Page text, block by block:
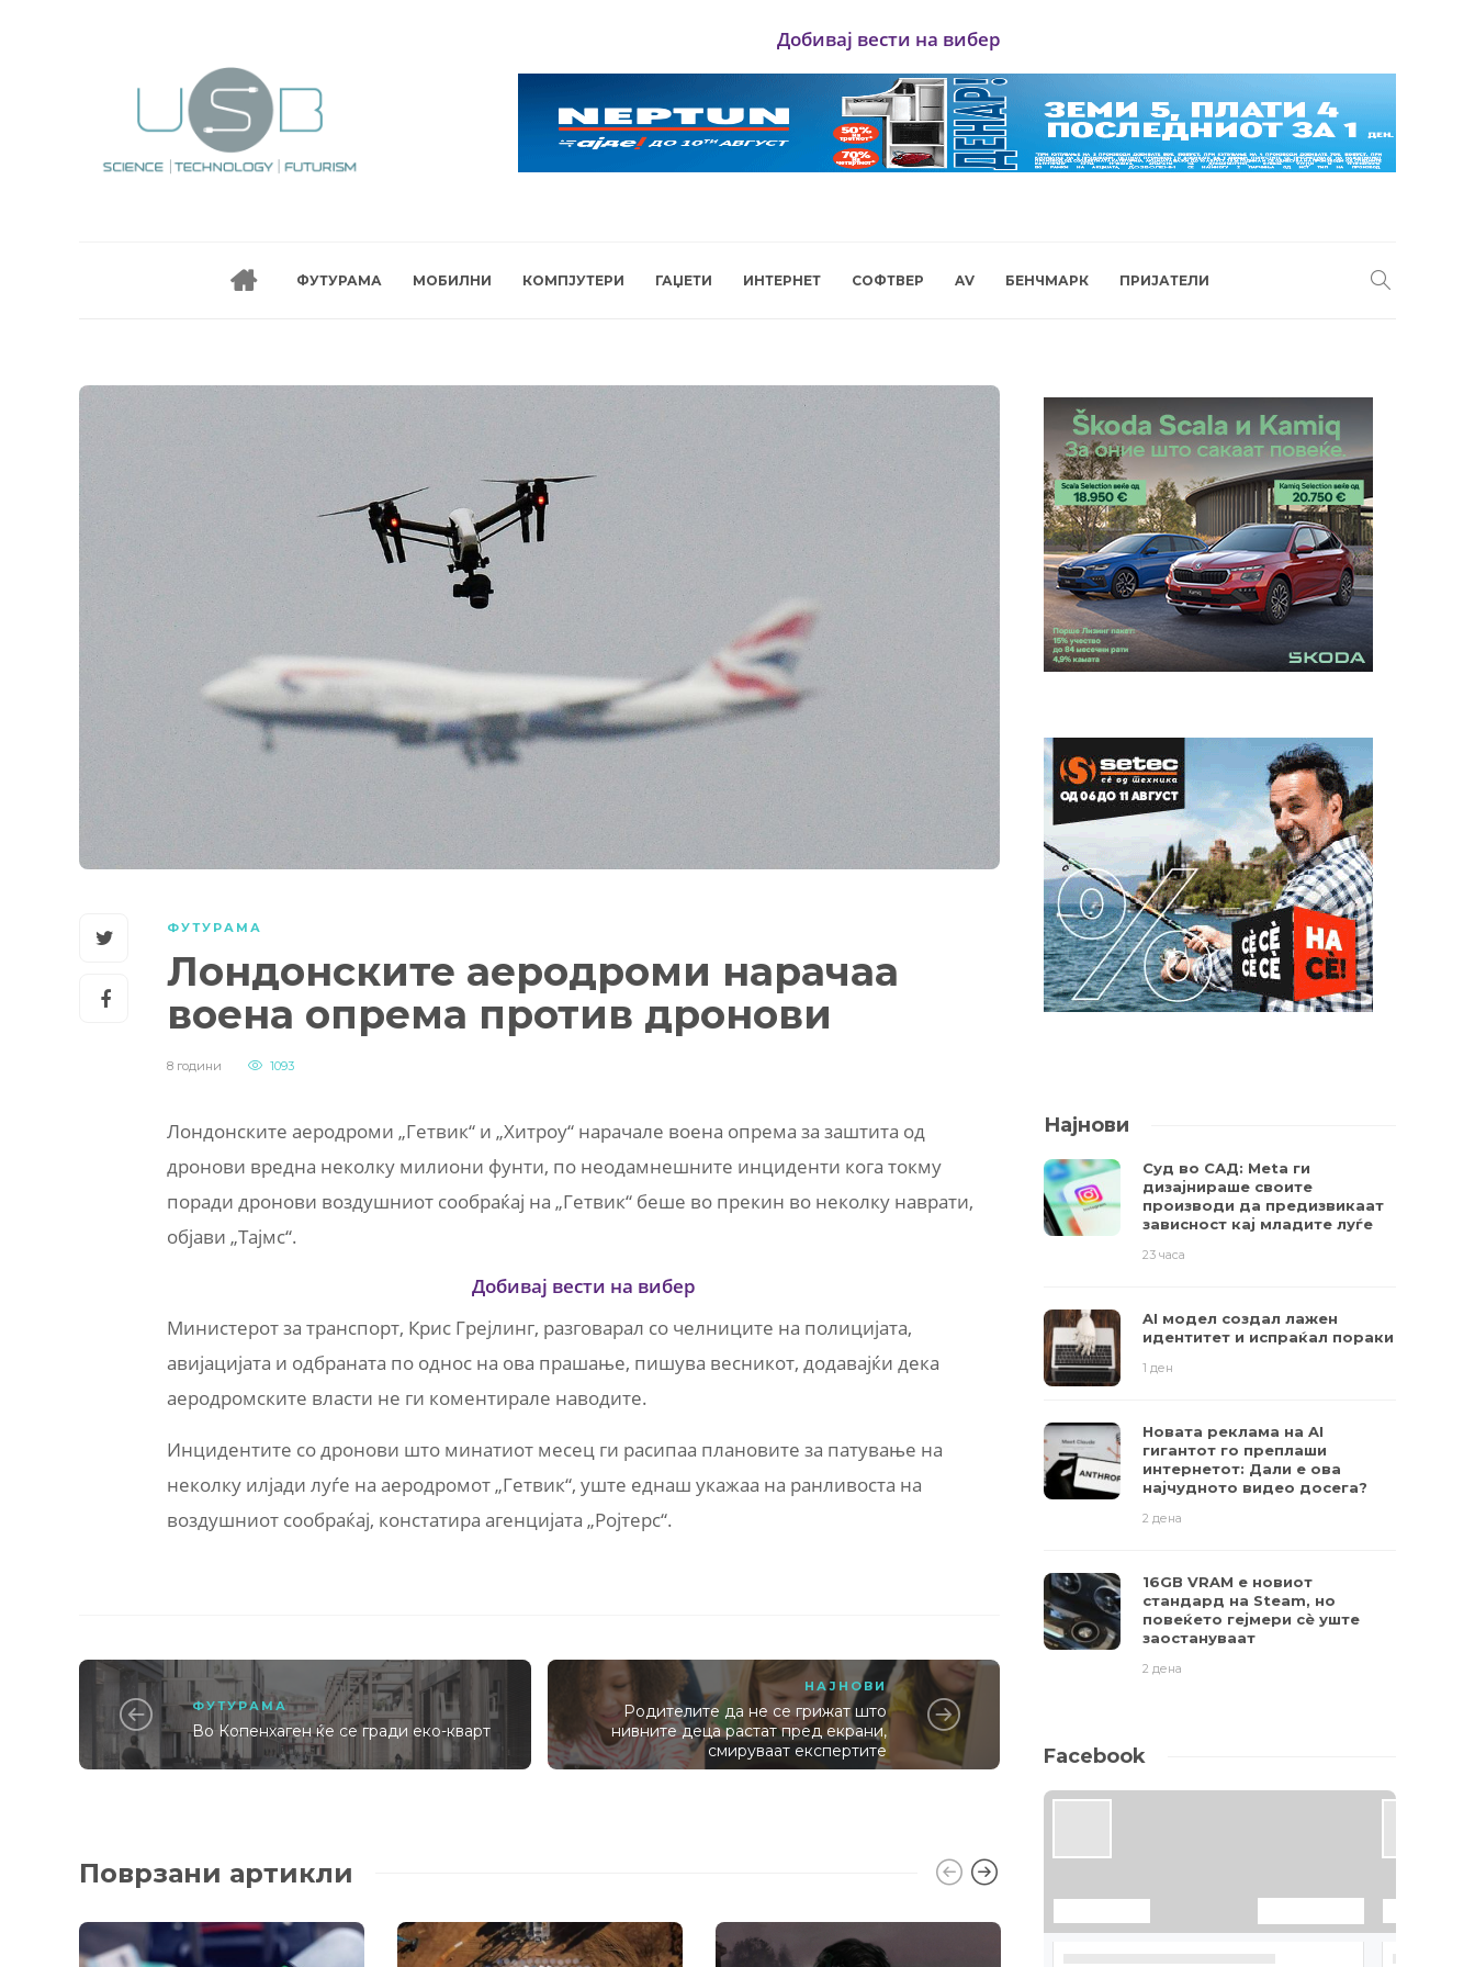
Добивај вести на вибер
ФУТУРАМА МОБИЛНИ КОМПЈУТЕРИ ГАЏЕТИ ИНТЕРНЕТ СОФТВЕР AV БЕНЧМАРК ПРИЈАТЕЛИ
ФУТУРАМА
Лондонските аеродроми нарачаа
воена опрема против дронови
8 години 1093
Лондонските аеродроми „Гетвик“ и „Хитроу“ нарачале воена опрема за заштита од
дронови вредна неколку милиони фунти, по неодамнешните инциденти кога токму
поради дронови воздушниот сообраќај на „Гетвик“ беше во прекин во неколку наврати,
објави „Тајмс“.
Добивај вести на вибер
Министерот за транспорт, Крис Грејлинг, разговарал со челниците на полицијата,
авијацијата и одбраната по однос на ова прашање, пишува весникот, додавајќи дека
аеродромските власти не ги коментирале наводите.
Инцидентите со дронови што минатиот месец ги расипаа плановите за патување на
неколку илјади луѓе на аеродромот „Гетвик“, уште еднаш укажаа на ранливоста на
воздушниот сообраќај, констатира агенцијата „Ројтерс“.
ФУТУРАМА
Во Копенхаген ќе се гради еко-кварт
НАЈНОВИ
Родителите да не се грижат што
нивните деца растат пред екрани,
смируваат експертите
Поврзани артикли
Најнови
Суд во САД: Meta ги
дизајнираше своите
производи да предизвикаат
зависност кај младите луѓе
23 часа
AI модел создал лажен
идентитет и испраќал пораки
1 ден
Новата реклама на AI
гигантот го преплаши
интернетот: Дали е ова
најчудното видео досега?
2 дена
16GB VRAM е новиот
стандард на Steam, но
повеќето гејмери ​​сè уште
заостануваат
2 дена
Facebook